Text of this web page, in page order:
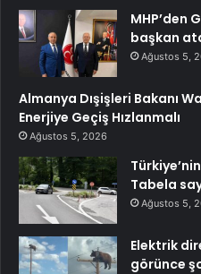
MHP’den
başkan
Ağustos 5,
Almanya Dışişleri Bakanı
Enerjiye Geçiş Hızlanmalı
Ağustos 5, 2026
Tabela
Ağustos 5,
Elektrik
görünce